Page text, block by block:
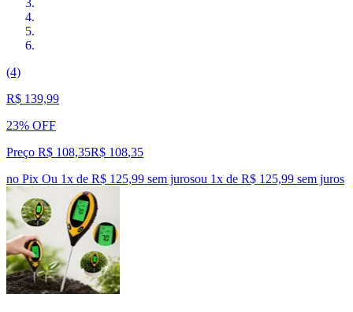
(4)
R$ 139,99
23% OFF
Preço R$ 108,35R$ 108,35
no Pix Ou 1x de R$ 125,99 sem jurosou 1x de R$ 125,99 sem juros